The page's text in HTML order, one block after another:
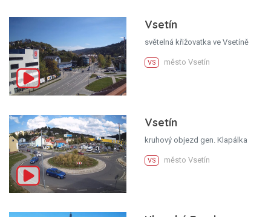
Vsetín
světelná křižovatka ve Vsetíně
VS město Vsetín
Vsetín
kruhový objezd gen. Klapálka
VS město Vsetín